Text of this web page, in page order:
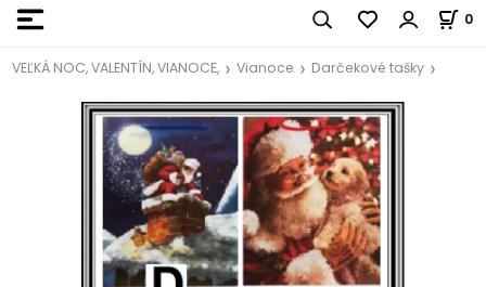
0
VEĽKÁ NOC, VALENTÍN, VIANOCE, Vianoce Darčekové tašky